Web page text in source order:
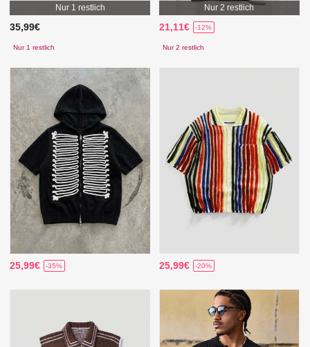
Nur 1 restlich
35,99€
Nur 1 restlich
Nur 2 restlich
21,11€ -12%
Nur 2 restlich
25,99€ -35% 25,99€ -20%